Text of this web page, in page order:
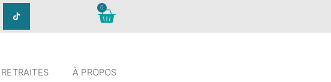
0
RETRAITES À PROPOS